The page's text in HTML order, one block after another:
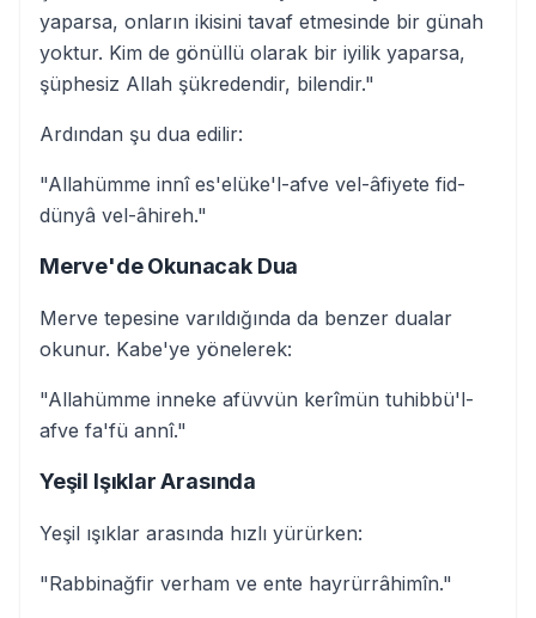
yaparsa, onların ikisini tavaf etmesinde bir günah
yoktur. Kim de gönüllü olarak bir iyilik yaparsa,
şüphesiz Allah şükredendir, bilendir."
Ardından şu dua edilir:
"Allahümme innî es'elüke'l-afve vel-âfiyete fid-
dünyâ vel-âhireh."
Merve'de Okunacak Dua
Merve tepesine varıldığında da benzer dualar
okunur. Kabe'ye yönelerek:
"Allahümme inneke afüvvün kerîmün tuhibbü'l-
afve fa'fü annî."
Yeşil Işıklar Arasında
Yeşil ışıklar arasında hızlı yürürken:
"Rabbinağfir verham ve ente hayrürrâhimîn."